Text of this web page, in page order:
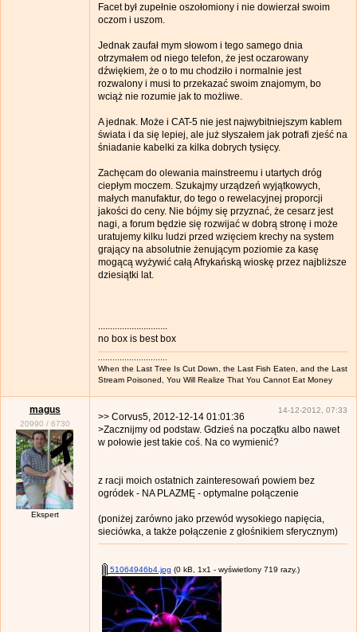
Facet był zupełnie oszołomiony i nie dowierzał swoim
oczom i uszom.
Jednak zaufał mym słowom i tego samego dnia
otrzymałem od niego telefon, że jest oczarowany
dźwiękiem, że o to mu chodziło i normalnie jest
rozwalony i musi to przekazać swoim znajomym, bo
wciąż nie rozumie jak to możliwe.
A jednak. Może i CAT-5 nie jest najwybitniejszym kablem
świata i da się lepiej, ale już słyszałem jak potrafi zjeść na
śniadanie kabelki za kilka dobrych tysięcy.
Zachęcam do olewania mainstreemu i utartych dróg
ciepłym moczem. Szukajmy urządzeń wyjątkowych,
małych manufaktur, do tego o rewelacyjnej proporcji
jakości do ceny. Nie bójmy się przyznać, że cesarz jest
nagi, a forum będzie się rozwijać w dobrą stronę i może
uratujemy kilku ludzi przed wzięciem krechy na system
grający na absolutnie żenującym poziomie za kasę
mogącą wyżywić całą Afrykańską wioskę przez najbliższe
dziesiątki lat.
.............................
no box is best box
When the Last Tree Is Cut Down, the Last Fish Eaten, and the Last
Stream Poisoned, You Will Realize That You Cannot Eat Money
magus
20990 / 6730
Ekspert
14-12-2012, 07:33
>> Corvus5, 2012-12-14 01:01:36
>Zacznijmy od podstaw. Gdzieś na początku albo nawet
w połowie jest takie coś. Na co wymienić?
z racji moich ostatnich zainteresowań powiem bez
ogródek - NA PLAZMĘ - optymalne połączenie
(poniżej zarówno jako przewód wysokiego napięcia,
sieciówka, a także połączenie z głośnikiem sferycznym)
51064946b4.jpg (0 kB, 1x1 - wyświetlony 719 razy.)